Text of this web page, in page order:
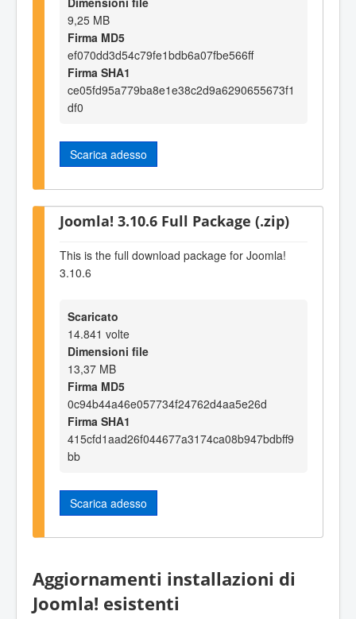
9,25 MB
Firma MD5
ef070dd3d54c79fe1bdb6a07fbe566ff
Firma SHA1
ce05fd95a779ba8e1e38c2d9a6290655673f1
df0
Scarica adesso
Joomla! 3.10.6 Full Package (.zip)
This is the full download package for Joomla!
3.10.6
Scaricato
14.841 volte
Dimensioni file
13,37 MB
Firma MD5
0c94b44a46e057734f24762d4aa5e26d
Firma SHA1
415cfd1aad26f044677a3174ca08b947bdbff9
bb
Scarica adesso
Aggiornamenti installazioni di
Joomla! esistenti